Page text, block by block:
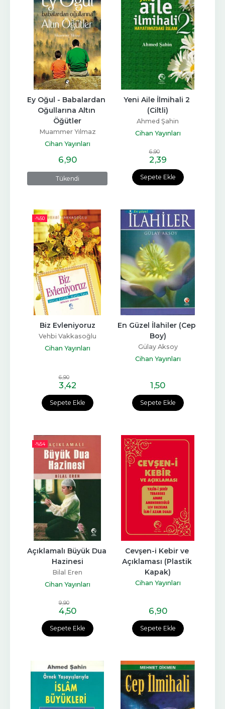
Tükendi
Ey Oğul - Babalardan
Oğullarına Altın
Öğütler
Muammer Yılmaz
Cihan Yayınları
6,90
Sepete Ekle
Yeni Aile İlmihali 2
(Ciltli)
Ahmed Şahin
Cihan Yayınları
6,90
2,39
-%50
Sepete Ekle
Biz Evleniyoruz
Vehbi Vakkasoğlu
Cihan Yayınları
6,90
3,42
Sepete Ekle
En Güzel İlahiler (Cep
Boy)
Gülay Aksoy
Cihan Yayınları
1,50
-%54
Sepete Ekle
Açıklamalı Büyük Dua
Hazinesi
Bilal Eren
Cihan Yayınları
9,90
4,50
Sepete Ekle
Cevşen-i Kebir ve
Açıklaması (Plastik
Kapak)
Cihan Yayınları
6,90